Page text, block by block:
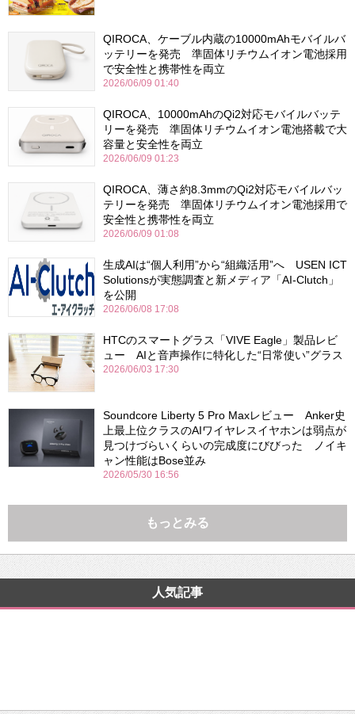
QIROCA、ケーブル内蔵の10000mAhモバイルバ
ッテリーを発売 準固体リチウムイオン電池採用
で安全性と携帯性を両立
2026/06/09 01:40
QIROCA、10000mAhのQi2対応モバイルバッテ
リーを発売 準固体リチウムイオン電池搭載で大
容量と安全性を両立
2026/06/09 01:23
QIROCA、薄さ約8.3mmのQi2対応モバイルバッ
テリーを発売 準固体リチウムイオン電池採用で
安全性と携帯性を両立
2026/06/09 01:08
生成AIは“個人利用”から“組織活用”へ USEN ICT
Solutionsが実態調査と新メディア「AI-Clutch」
を公開
2026/06/08 17:08
HTCのスマートグラス「VIVE Eagle」製品レビ
ュー AIと音声操作に特化した“日常使い”グラス
2026/06/03 17:30
Soundcore Liberty 5 Pro Maxレビュー Anker史
上最上位クラスのAIワイヤレスイヤホンは弱点が
見つけづらいくらいの完成度にびびった ノイキ
ャン性能はBose並み
2026/05/30 16:56
もっとみる
人気記事